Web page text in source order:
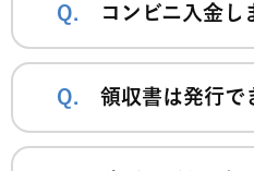
コンビニ入金し
領収書は発行で